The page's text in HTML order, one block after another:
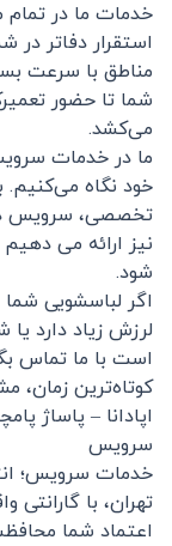
خدمات ما در تمام
استقرار دفاتر در
مناطق با سرعت
شما تا حضور
می‌کشد.
ما در خدمات
خود نگاه می‌کنیم.
تخصصی، سرویس
نیز ارائه می‌ دهیم
شود.
اگر لباسشویی
لرزش زیاد دارد
است با ما تماس
کوتاه‌ترین زمان،
اپادانا – پاساژ
سرویس
خدمات سرویس؛
تهران، با
اعتماد شما